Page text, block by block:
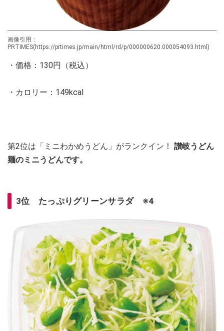
画像引用：
PRTIMES(https://prtimes.jp/main/html/rd/p/000000620.000054093.html)
・価格：130円（税込）
・カロリー：149kcal
第2位は「ミニわかめうどん」がランクイン！ 讃岐うどん
麺のミニうどんです。
3位 たっぷりグリーンサラダ ※4